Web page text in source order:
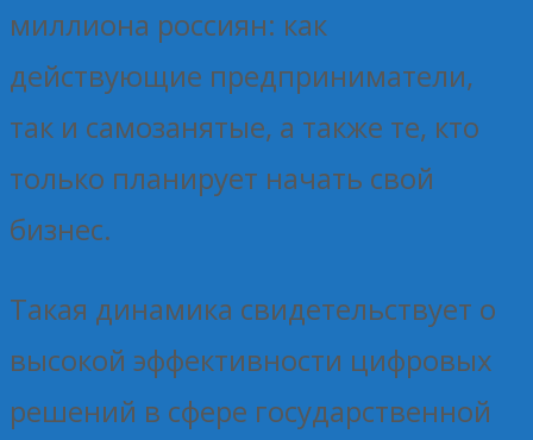
миллиона россиян: как
действующие предприниматели,
так и самозанятые, а также те, кто
только планирует начать свой
бизнес.
Такая динамика свидетельствует о
высокой эффективности цифровых
решений в сфере государственной